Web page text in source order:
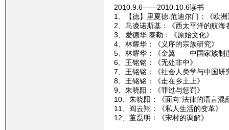
2010.9.6——2010.10.6读书
1、【德】里夏德.范迪尔门：《欧
2、马凌诺斯基：《西太平洋的航海
3、爱德华.泰勒：《原始文化》
4、林耀华：《义序的宗族研究》
5、林耀华：《金翼——中国家族制
6、王铭铭：《无处非中》
7、王铭铭：《社会人类学与中国研
8、王铭铭：《走在乡土上》
9、朱晓阳：《罪过与惩罚》
10、朱晓阳：《面向“法律的语言
11、阎云翔：《私人生活的变革》
12、董磊明：《宋村的调解》